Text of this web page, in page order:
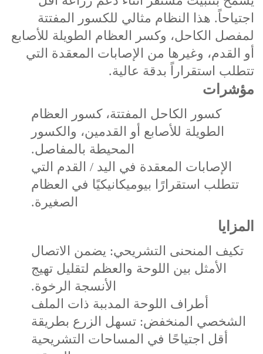
اجتياحاً. هذا النظام مثالي للكسور المفتتة
لمفصل الكاحل، وكسر العظام الطويلة للأصابع
أو القدم، وغيرها من الإصابات المعقدة التي
تتطلب استقراراً بدقة عالية.
مؤشرات
كسور الكاحل المفتتة، كسور العظام
الطويلة للأصابع أو القدمين، والكسور
المحيطة بالمفاصل.
الإصابات المعقدة في اليد / القدم التي
تتطلب استقرارًا بيوميكانيكيًا في العظام
الصغيرة.
المزايا
تكيف المنحنى التشريحي: يضمن الاتصال
الأمثل بين اللوحة والعظم لتقليل تهيج
الأنسجة الرخوة.
أطراف اللوحة المدببة ذات الملف
الشخصي المنخفض: تسهل الزرع بطريقة
أقل اجتياحًا في المساحات التشريحية